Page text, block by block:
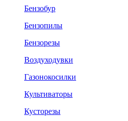
Бензобур
Бензопилы
Бензорезы
Воздуходувки
Газонокосилки
Культиваторы
Кусторезы